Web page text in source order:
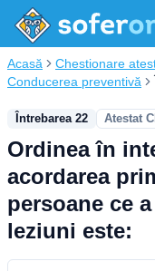
Acasă Chestionare
Conducerea preventivă
Întrebarea 22 Atestat
Ordinea în
acordarea
persoane ce
leziuni este: